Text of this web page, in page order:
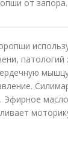
Эфирное